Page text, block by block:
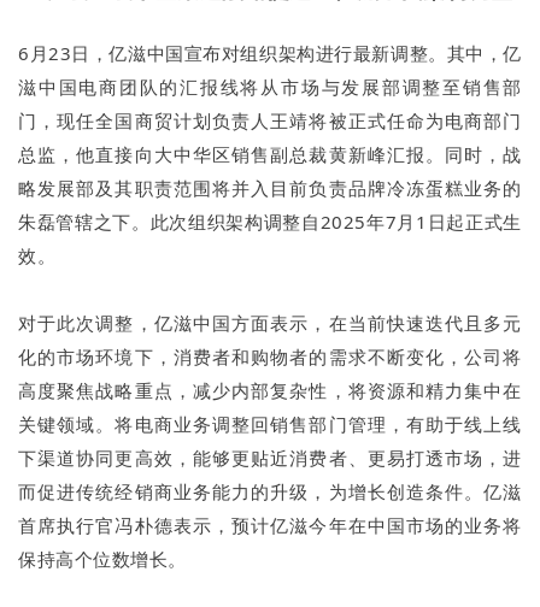
6月23日，亿滋中国宣布对组织架构进行最新调整。其中，亿
滋中国电商团队的汇报线将从市场与发展部调整至销售部
门，现任全国商贸计划负责人王靖将被正式任命为电商部门
总监，他直接向大中华区销售副总裁黄新峰汇报。同时，战
略发展部及其职责范围将并入目前负责品牌冷冻蛋糕业务的
朱磊管辖之下。此次组织架构调整自2025年7月1日起正式生
效。
对于此次调整，亿滋中国方面表示，在当前快速迭代且多元
化的市场环境下，消费者和购物者的需求不断变化，公司将
高度聚焦战略重点，减少内部复杂性，将资源和精力集中在
关键领域。将电商业务调整回销售部门管理，有助于线上线
下渠道协同更高效，能够更贴近消费者、更易打透市场，进
而促进传统经销商业务能力的升级，为增长创造条件。亿滋
首席执行官冯朴德表示，预计亿滋今年在中国市场的业务将
保持高个位数增长。